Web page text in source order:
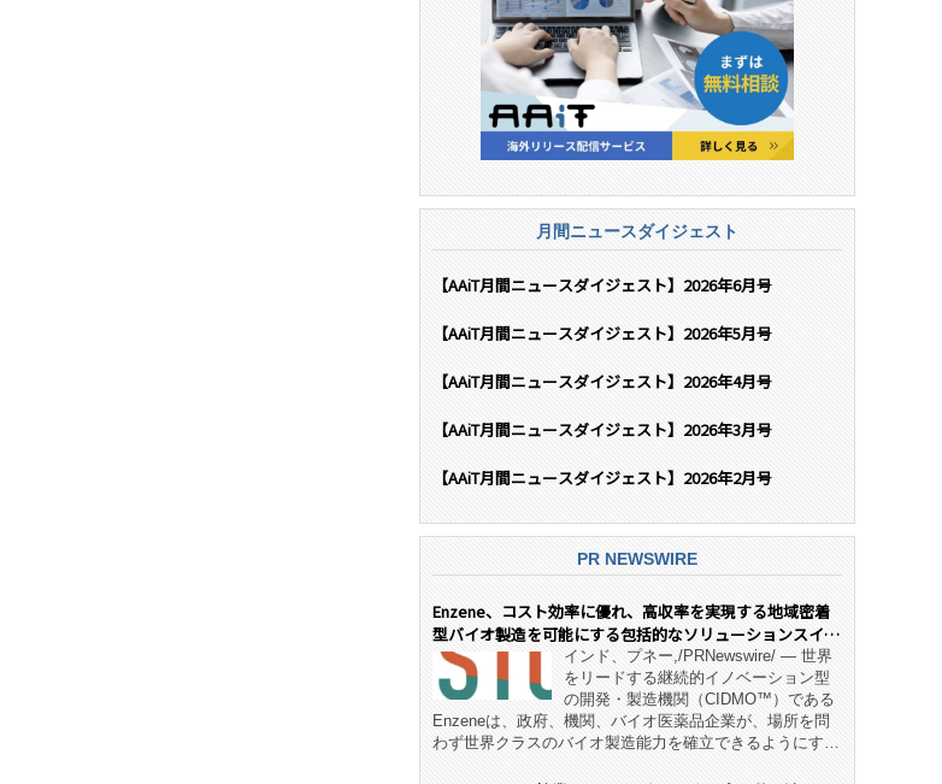
月間ニュースダイジェスト
【AAiT月間ニュースダイジェスト】2026年6月号
【AAiT月間ニュースダイジェスト】2026年5月号
【AAiT月間ニュースダイジェスト】2026年4月号
【AAiT月間ニュースダイジェスト】2026年3月号
【AAiT月間ニュースダイジェスト】2026年2月号
PR NEWSWIRE
Enzene、コスト効率に優れ、高収率を実現する地域密着
型バイオ製造を可能にする包括的なソリューションスイー
ト「NeX™」 をリリースインド、プネー,/PRNewswire/ — 世界
をリードする継続的イノベーション型
の開発・製造機関（CIDMO™）である
Enzeneは、政府、機関、バイオ医薬品企業が、場所を問
わず世界クラスのバイオ製造能力を確立できるようにす